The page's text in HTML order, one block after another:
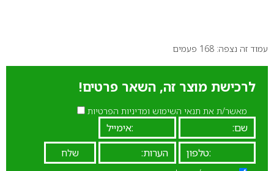
עמוד זה נצפה: 168 פעמים
לרכישת מוצר זה, השאר פרטים!
מאשר/ת את תנאי השימוש ומדיניות הפרטיות